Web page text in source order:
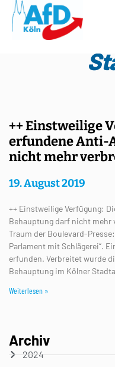
++ Einstweilige
erfundene Anti-
nicht mehr
19. August 2019
++ Einstweilige Verfügung:
Behauptung darf nicht mehr
Traum der Boulevard-
Parlament mit Schlägerei“.
erfunden. Verbreitet wurde
Behauptung im Kölner
Weiterlesen »
Archiv
2024